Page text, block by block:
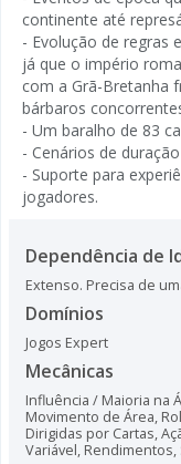
continente até
- Evolução de regras
já que o império
com a Grã-Bretanha
bárbaros
- Um baralho de 83
- Cenários de
- Suporte para
jogadores.
Dependência de
Extenso. Precisa de
Domínios
Jogos Expert
Mecânicas
Influência / Maioria na
Movimento de Área,
Dirigidas por Cartas,
Variável, Rendimentos,